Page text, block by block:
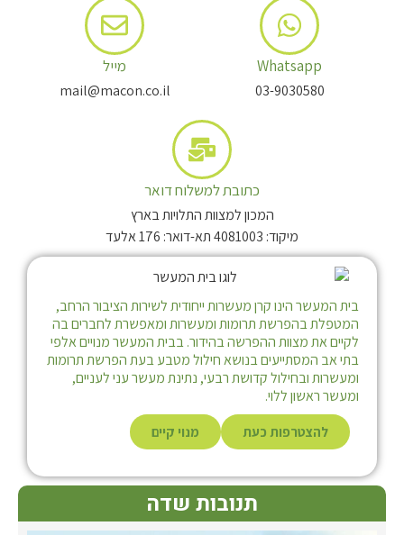
Whatsapp
03-9030580
מייל
mail@macon.co.il
כתובת למשלוח דואר
המכון למצוות התלויות בארץ
מיקוד: 4081003 תא-דואר: 176 אלעד
בית המעשר הינו קרן מעשרות ייחודית לשירות הציבור הרחב,
המטפלת בהפרשת תרומות ומעשרות ומאפשרת לחברים בה
לקיים את מצוות ההפרשה בהידור. בבית המעשר מנויים אלפי
בתי אב המסתייעים בנושא חילול מטבע בעת הפרשת תרומות
ומעשרות ובחילול קדושת רבעי, נתינת מעשר עני לעניים,
ומעשר ראשון ללוי.
להצטרפות כעת מנוי קיים
תנובות שדה